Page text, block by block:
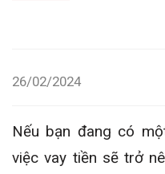
26/02/2024
Nếu bạn đang có
việc vay tiền sẽ trở